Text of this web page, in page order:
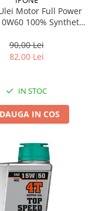
Motor Full Power
100% Synthetic
90,00 Lei
82,00 Lei
IN STOC
IN COS